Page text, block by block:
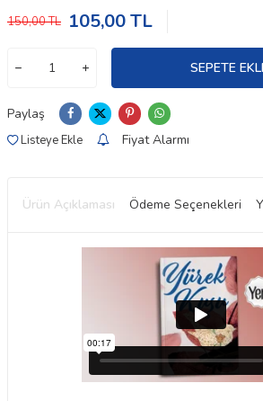
150,00TL 105,00TL
SEPETE
Paylaş
Listeye Ekle Fiyat Alarmı
Ürün Açıklaması Ödeme Seçenekleri